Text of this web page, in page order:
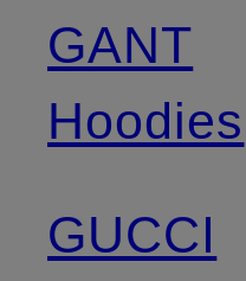
GANT
Hoodies
GUCCI